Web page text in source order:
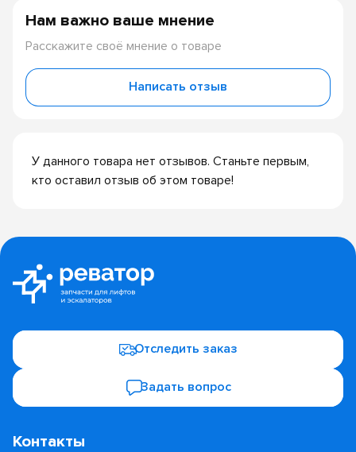
У данного товара нет отзывов. Станьте первым,
кто оставил отзыв об этом товаре!
Нам важно ваше мнение
Расскажите своё мнение о товаре
Написать отзыв
Отследить заказ
Задать вопрос
Контакты